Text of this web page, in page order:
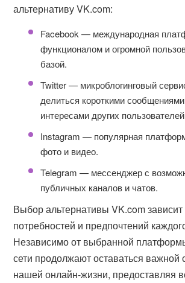
альтернативу VK.com:
Facebook — международная
функционалом и огромной
базой.
Twitter — микроблогинговый
делиться короткими
интересами других
Instagram — популярная
фото и видео.
Telegram — мессенджер с
публичных каналов и чатов.
Выбор альтернативы VK.com зависит
потребностей и предпочтений
Независимо от выбранной
сети продолжают оставаться
нашей онлайн-жизни, предоставляя